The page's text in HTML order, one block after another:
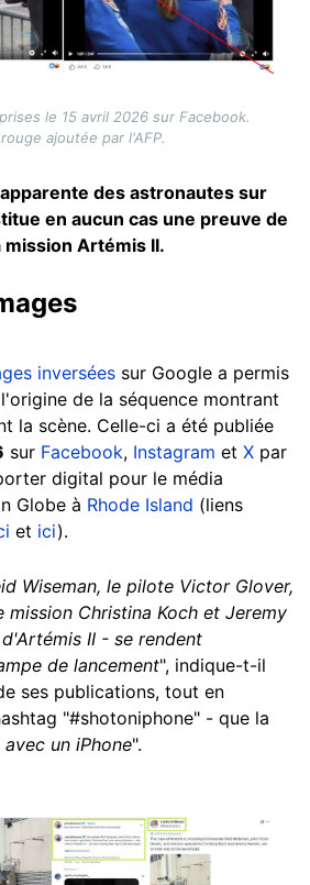
le 15 avril 2026 sur Facebook.
ajoutée par l'AFP.
des astronautes sur
en aucun cas une preuve de
mission Artémis II.
inversées sur Google a permis
de la séquence montrant
la scène. Celle-ci a été publiée
sur Facebook, Instagram et X par
digital pour le média
Globe à Rhode Island (liens
et ici).
Wiseman, le pilote Victor Glover,
mission Christina Koch et Jeremy
II - se rendent
de lancement", indique-t-il
ses publications, tout en
"#shotoniphone" - que la
un iPhone".